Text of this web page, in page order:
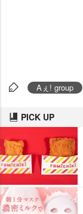
Aぇ! group
PICK UP